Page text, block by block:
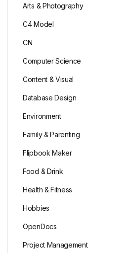
Arts & Photography
C4 Model
CN
Computer Science
Content & Visual
Database Design
Environment
Family & Parenting
Flipbook Maker
Food & Drink
Health & Fitness
Hobbies
OpenDocs
Project Management